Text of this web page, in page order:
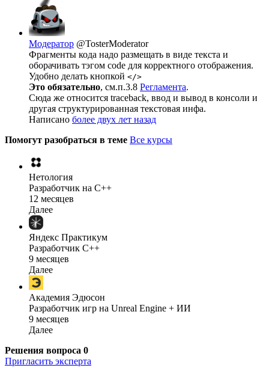
Модератор @TosterModerator
Фрагменты кода надо размещать в виде текста и
оборачивать тэгом code для корректного отображения.
Удобно делать кнопкой </>
Это обязательно, см.п.3.8 Регламента.
Сюда же относится traceback, ввод и вывод в консоли и
другая структурированная текстовая инфа.
Написано более двух лет назад
Помогут разобраться в теме Все курсы
Нетология
Разработчик на C++
12 месяцев
Далее
Яндекс Практикум
Разработчик C++
9 месяцев
Далее
Академия Эдюсон
Разработчик игр на Unreal Engine + ИИ
9 месяцев
Далее
Решения вопроса 0
Пригласить эксперта